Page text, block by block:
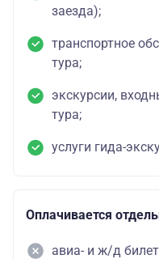
заезда);
транспортное
тура;
экскурсии,
тура;
услуги гида-
Оплачивается
авиа- и ж/д